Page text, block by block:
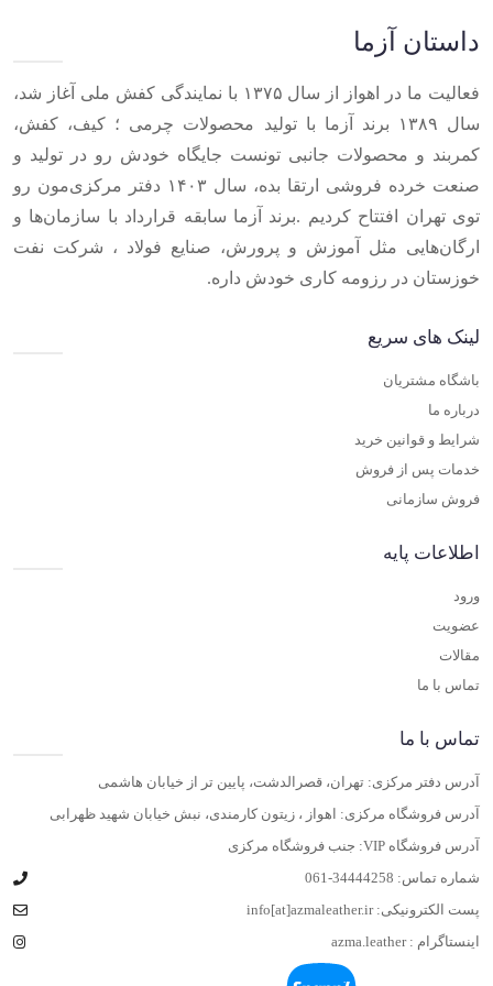
داستان آزما
فعالیت ما در اهواز از سال ۱۳۷۵ با نمایندگی کفش ملی آغاز شد،
سال ۱۳۸۹ برند آزما با تولید محصولات چرمی ؛ کیف، کفش،
کمربند و محصولات جانبی تونست جایگاه خودش رو در تولید و
صنعت خرده فروشی ارتقا بده، سال ۱۴۰۳ دفتر مرکزی‌مون رو
توی تهران افتتاح کردیم .برند آزما سابقه قرارداد با سازمان‌ها و
ارگان‌هایی مثل آموزش و پرورش، صنایع فولاد ، شرکت نفت
خوزستان در رزومه کاری خودش داره.
لینک های سریع
باشگاه مشتریان
درباره ما
شرایط و قوانین خرید
خدمات پس از فروش
فروش سازمانی
اطلاعات پایه
ورود
عضویت
مقالات
تماس با ما
تماس با ما
آدرس دفتر مرکزی: تهران، قصرالدشت، پایین تر از خیابان هاشمی
آدرس فروشگاه مرکزی: اهواز ، زیتون کارمندی، نبش خیابان شهید ظهرابی
آدرس فروشگاه VIP: جنب فروشگاه مرکزی
شماره تماس: 061-34444258
پست الکترونیکی:info[at]azmaleather.ir
اینستاگرام :azma.leather